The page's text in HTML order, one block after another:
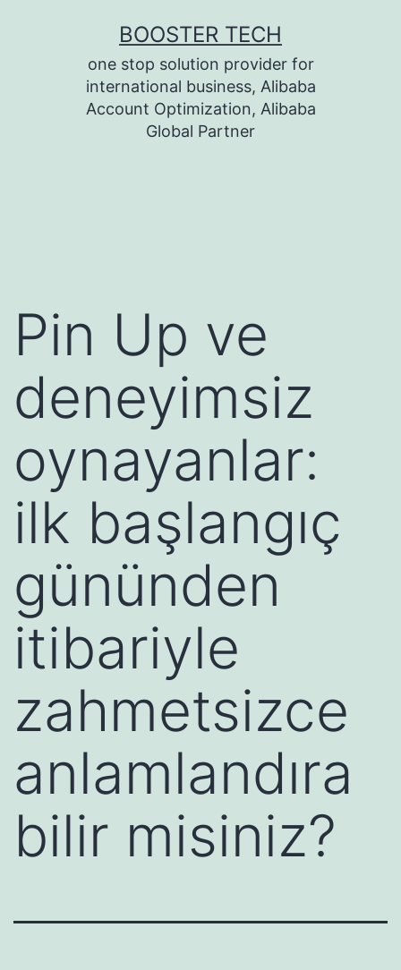
BOOSTER TECH
one stop solution provider for
international business, Alibaba
Account Optimization, Alibaba
Global Partner
Pin Up ve
deneyimsiz
oynayanlar:
ilk başlangıç
gününden
itibariyle
zahmetsizce
anlamlandıra
bilir misiniz?